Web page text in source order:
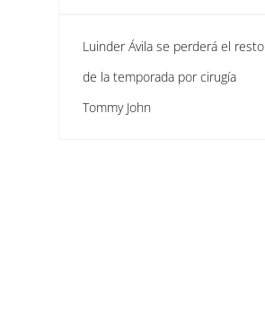
Luinder Ávila se perderá el resto
de la temporada por cirugía
Tommy John